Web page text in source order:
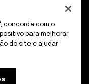
concorda com o
para melhorar
do site e ajudar